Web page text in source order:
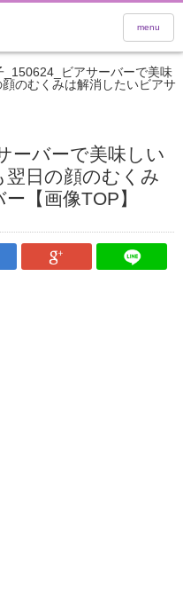
menu
_150624_ビアサーバーで美味
のむくみは解消したいビアサ
ーバーで美味しい
翌日の顔のむくみ
【画像TOP】
はてなブックマーク
Google